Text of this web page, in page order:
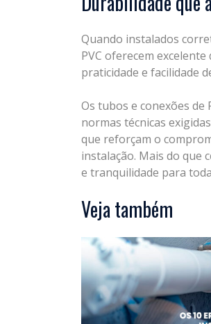
Quando instalados
PVC oferecem
praticidade e facilidade
Os tubos e conexões de
normas técnicas
que reforçam o
instalação. Mais do que
e tranquilidade para
Veja também